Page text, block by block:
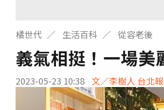
橘世代 生活百科 從容老後
義氣相挺！一場美
2023-05-23 10:38 文／李樹人 台北